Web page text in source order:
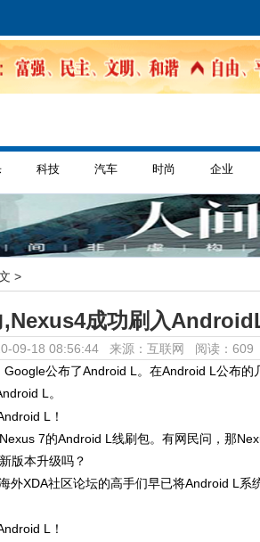
科技 汽车 时尚 企业
>
,Nexus4成功刷入
09-18 08:56:44 来源：互联网 阅读：609
公布了Android L。在Android L公布的
L。
7的Android L线刷包。有网民问，那
版本升级吗？
外XDA社区论坛的高手们早已将Android L系